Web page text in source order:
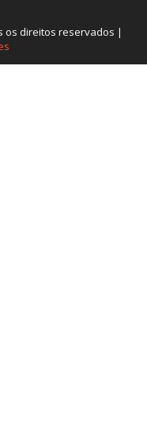
os direitos reservados |